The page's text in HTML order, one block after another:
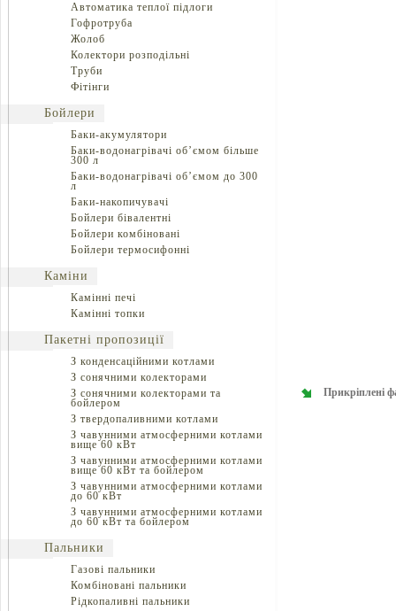
Автоматика теплої підлоги
Гофротруба
Жолоб
Колектори розподільні
Труби
Фітінги
Бойлери
Баки-акумулятори
Баки-водонагрівачі об’ємом більше
300 л
Баки-водонагрівачі об’ємом до 300
л
Баки-накопичувачі
Бойлери бівалентні
Бойлери комбіновані
Бойлери термосифонні
Каміни
Камінні печі
Камінні топки
Пакетні пропозиції
З конденсаційними котлами
З сонячними колекторами
З сонячними колекторами та
бойлером
З твердопаливними котлами
З чавунними атмосферними котлами
вище 60 кВт
З чавунними атмосферними котлами
вище 60 кВт та бойлером
З чавунними атмосферними котлами
до 60 кВт
З чавунними атмосферними котлами
до 60 кВт та бойлером
Пальники
Газові пальники
Комбіновані пальники
Рідкопаливні пальники
Прикріплені